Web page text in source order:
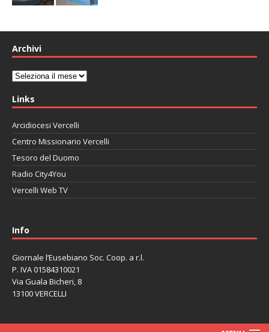
Archivi
Archivi
Links
Arcidiocesi Vercelli
Centro Missionario Vercelli
Tesoro del Duomo
Radio City4You
Vercelli Web TV
Info
Giornale l’Eusebiano Soc. Coop. a r.l.
P. IVA 01584310021
Via Guala Bicheri, 8
13100 VERCELLI